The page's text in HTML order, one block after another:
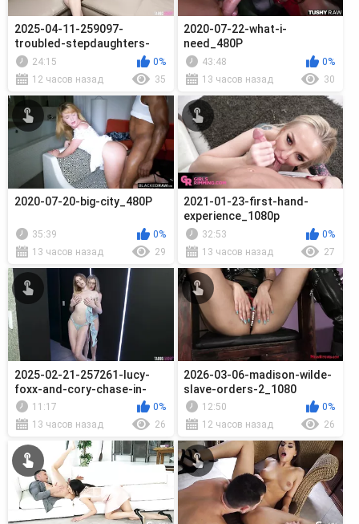
2025-04-11-259097-
troubled-stepdaughters-
compilation_720p
24:15
0%
12 часов назад
35
2020-07-22-what-i-
need_480P
43:48
0%
13 часов назад
30
2020-07-20-big-city_480P
35:39
0%
13 часов назад
29
2021-01-23-first-hand-
experience_1080p
32:53
0%
13 часов назад
27
2025-02-21-257261-lucy-
foxx-and-cory-chase-in-
step-family_720p
11:17
0%
13 часов назад
26
2026-03-06-madison-wilde-
slave-orders-2_1080
12:50
0%
12 часов назад
26